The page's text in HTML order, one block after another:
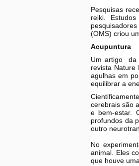
Pesquisas
reiki.
(OMS) criou
Acupuntura
Um artigo da
revista
agulhas em
equilibrar a
cerebrais são
e bem-estar.
profundos da
outro
No
animal. Eles
que houve